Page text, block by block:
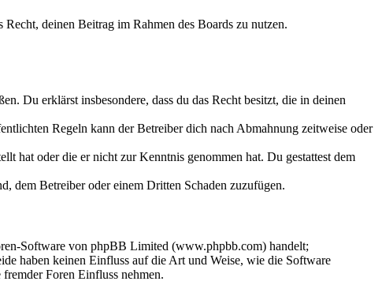
deinen Beitrag im Rahmen des Boards zu nutzen.
Du erklärst insbesondere, dass du das Recht besitzt, die in deinen
Regeln kann der Betreiber dich nach Abmahnung zeitweise oder
hat oder die er nicht zur Kenntnis genommen hat. Du gestattest dem
dem Betreiber oder einem Dritten Schaden zuzufügen.
Software von phpBB Limited (www.phpbb.com) handelt;
haben keinen Einfluss auf die Art und Weise, wie die Software
Foren Einfluss nehmen.